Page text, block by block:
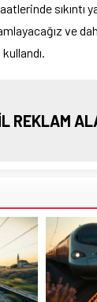
sıkıntı
ve
REKLAM